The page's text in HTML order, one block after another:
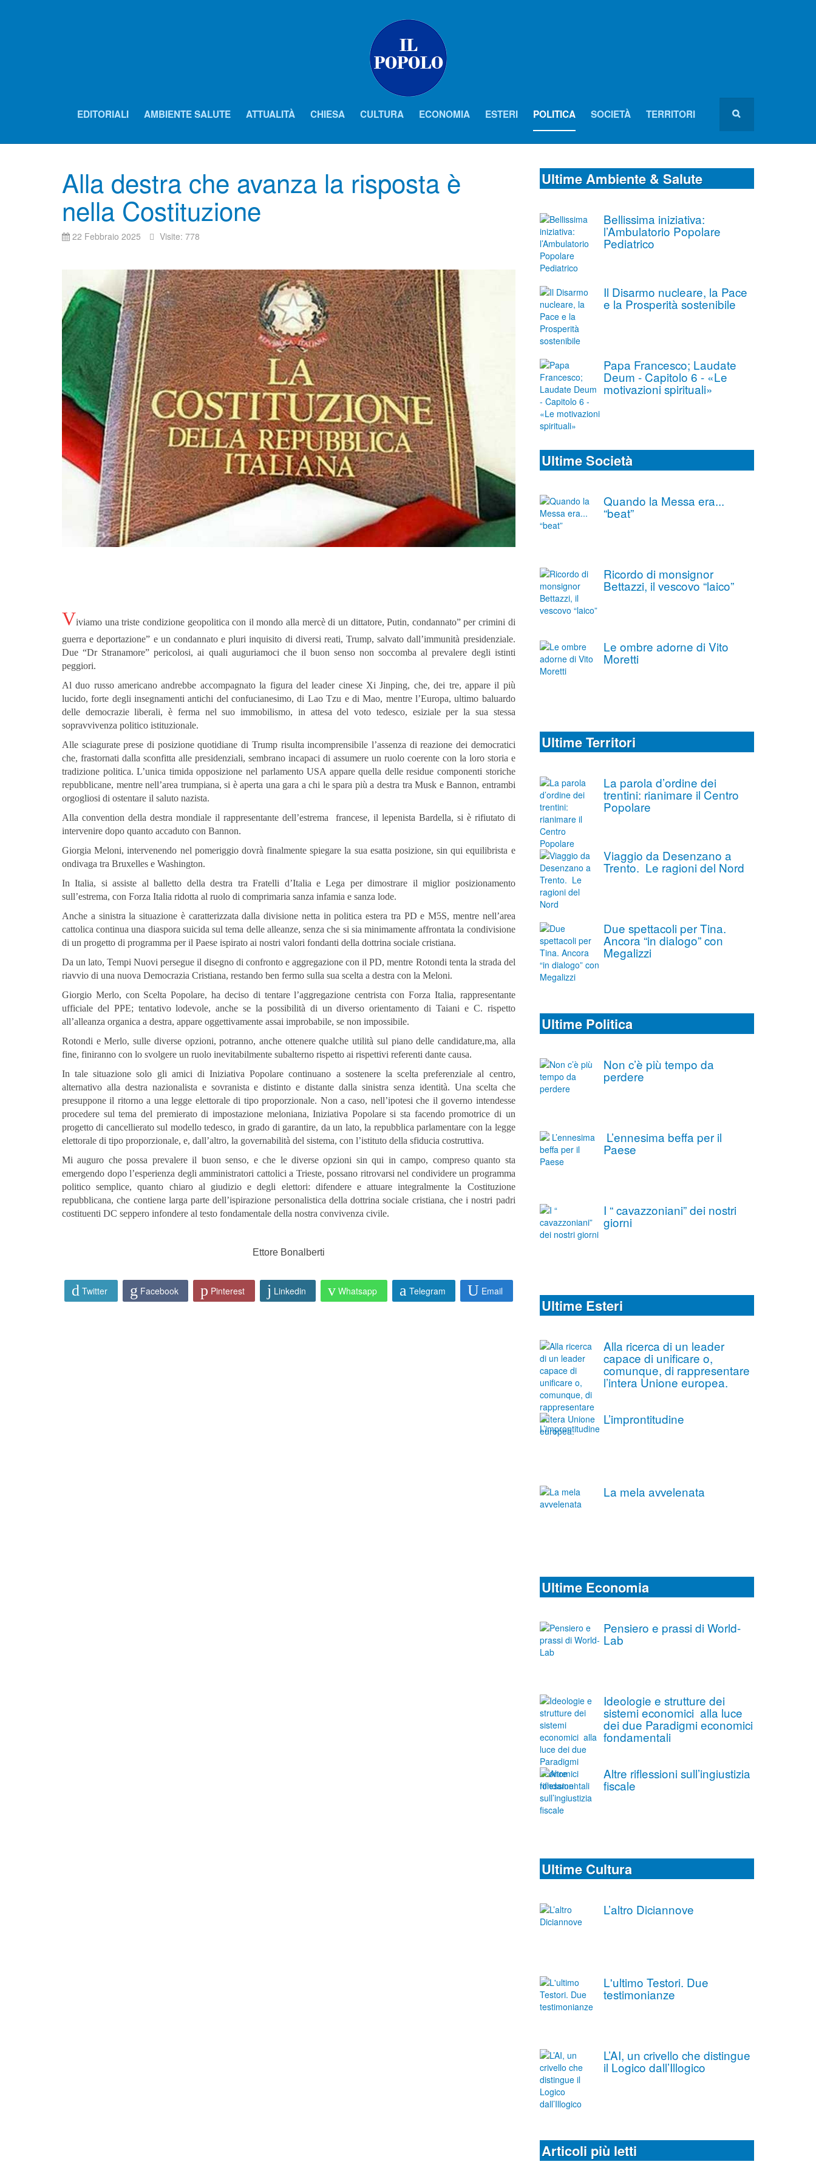
EDITORIALI AMBIENTE SALUTE ATTUALITÀ CHIESA CULTURA ECONOMIA ESTERI POLITICA SOCIETÀ TERRITORI
Alla destra che avanza la risposta è
nella Costituzione
22 Febbraio 2025 Visite: 778
Viviamo una triste condizione geopolitica con il mondo alla mercè di un dittatore, Putin, condannato” per crimini di
guerra e deportazione” e un condannato e pluri inquisito di diversi reati, Trump, salvato dall’immunità presidenziale.
Due “Dr Stranamore” pericolosi, ai quali auguriamoci che il buon senso non soccomba al prevalere degli istinti
peggiori.
Al duo russo americano andrebbe accompagnato la figura del leader cinese Xi Jinping, che, dei tre, appare il più
lucido, forte degli insegnamenti antichi del confucianesimo, di Lao Tzu e di Mao, mentre l’Europa, ultimo baluardo
delle democrazie liberali, è ferma nel suo immobilismo, in attesa del voto tedesco, esiziale per la sua stessa
sopravvivenza politico istituzionale.
Alle sciagurate prese di posizione quotidiane di Trump risulta incomprensibile l’assenza di reazione dei democratici
che, frastornati dalla sconfitta alle presidenziali, sembrano incapaci di assumere un ruolo coerente con la loro storia e
tradizione politica. L’unica timida opposizione nel parlamento USA appare quella delle residue componenti storiche
repubblicane, mentre nell’area trumpiana, si è aperta una gara a chi le spara più a destra tra Musk e Bannon, entrambi
orgogliosi di ostentare il saluto nazista.
Alla convention della destra mondiale il rappresentante dell’estrema francese, il lepenista Bardella, si è rifiutato di
intervenire dopo quanto accaduto con Bannon.
Giorgia Meloni, intervenendo nel pomeriggio dovrà finalmente spiegare la sua esatta posizione, sin qui equilibrista e
ondivaga tra Bruxelles e Washington.
In Italia, si assiste al balletto della destra tra Fratelli d’Italia e Lega per dimostrare il miglior posizionamento
sull’estrema, con Forza Italia ridotta al ruolo di comprimaria sanza infamia e sanza lode.
Anche a sinistra la situazione è caratterizzata dalla divisione netta in politica estera tra PD e M5S, mentre nell’area
cattolica continua una diaspora suicida sul tema delle alleanze, senza che si sia minimamente affrontata la condivisione
di un progetto di programma per il Paese ispirato ai nostri valori fondanti della dottrina sociale cristiana.
Da un lato, Tempi Nuovi persegue il disegno di confronto e aggregazione con il PD, mentre Rotondi tenta la strada del
riavvio di una nuova Democrazia Cristiana, restando ben fermo sulla sua scelta a destra con la Meloni.
Giorgio Merlo, con Scelta Popolare, ha deciso di tentare l’aggregazione centrista con Forza Italia, rappresentante
ufficiale del PPE; tentativo lodevole, anche se la possibilità di un diverso orientamento di Taiani e C. rispetto
all’alleanza organica a destra, appare oggettivamente assai improbabile, se non impossibile.
Rotondi e Merlo, sulle diverse opzioni, potranno, anche ottenere qualche utilità sul piano delle candidature,ma, alla
fine, finiranno con lo svolgere un ruolo inevitabilmente subalterno rispetto ai rispettivi referenti dante causa.
In tale situazione solo gli amici di Iniziativa Popolare continuano a sostenere la scelta preferenziale al centro,
alternativo alla destra nazionalista e sovranista e distinto e distante dalla sinistra senza identità. Una scelta che
presuppone il ritorno a una legge elettorale di tipo proporzionale. Non a caso, nell’ipotesi che il governo intendesse
procedere sul tema del premierato di impostazione meloniana, Iniziativa Popolare si sta facendo promotrice di un
progetto di cancellierato sul modello tedesco, in grado di garantire, da un lato, la repubblica parlamentare con la legge
elettorale di tipo proporzionale, e, dall’altro, la governabilità del sistema, con l’istituto della sfiducia costruttiva.
Mi auguro che possa prevalere il buon senso, e che le diverse opzioni sin qui in campo, compreso quanto sta
emergendo dopo l’esperienza degli amministratori cattolici a Trieste, possano ritrovarsi nel condividere un programma
politico semplice, quanto chiaro al giudizio e degli elettori: difendere e attuare integralmente la Costituzione
repubblicana, che contiene larga parte dell’ispirazione personalistica della dottrina sociale cristiana, che i nostri padri
costituenti DC seppero infondere al testo fondamentale della nostra convivenza civile.
Ettore Bonalberti
Twitter Facebook Pinterest Linkedin Whatsapp Telegram Email
Ultime Ambiente & Salute
Bellissima iniziativa:
l’Ambulatorio Popolare
Pediatrico
Il Disarmo nucleare, la Pace
e la Prosperità sostenibile
Papa Francesco; Laudate
Deum - Capitolo 6 - «Le
motivazioni spirituali»
Ultime Società
Quando la Messa era...
“beat”
Ricordo di monsignor
Bettazzi, il vescovo “laico”
Le ombre adorne di Vito
Moretti
Ultime Territori
La parola d’ordine dei
trentini: rianimare il Centro
Popolare
Viaggio da Desenzano a
Trento. Le ragioni del Nord
Due spettacoli per Tina.
Ancora “in dialogo” con
Megalizzi
Ultime Politica
Non c’è più tempo da
perdere
L’ennesima beffa per il
Paese
I “ cavazzoniani” dei nostri
giorni
Ultime Esteri
Alla ricerca di un leader
capace di unificare o,
comunque, di rappresentare
l’intera Unione europea.
L’improntitudine
La mela avvelenata
Ultime Economia
Pensiero e prassi di World-
Lab
Ideologie e strutture dei
sistemi economici alla luce
dei due Paradigmi economici
fondamentali
Altre riflessioni sull’ingiustizia
fiscale
Ultime Cultura
L’altro Diciannove
L'ultimo Testori. Due
testimonianze
L’AI, un crivello che distingue
il Logico dall’Illogico
Articoli più letti